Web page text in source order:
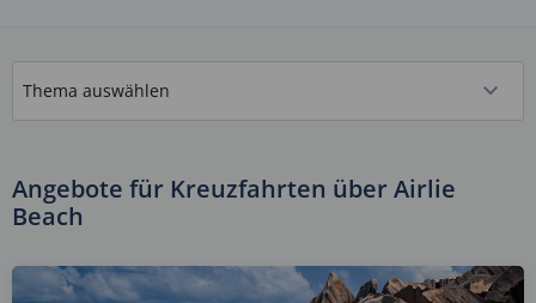
Angebote für Kreuzfahrten über Airlie
Beach